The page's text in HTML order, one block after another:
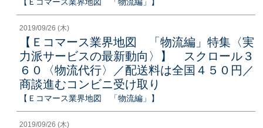
2019/09/26 (木)
【Ｅコマース業界地図 「物流編」特集〈実
力派サービスの最新動向〉】 スクロール３
６０〈物流代行〉／配送料は全国４５０円／
商談進むコンビニ受け取り
【Ｅコマース業界地図 「物流編」】
2019/09/26 (木)